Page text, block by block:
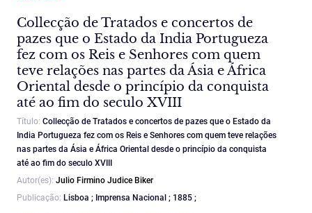
Collecção de Tratados e concertos de
pazes que o Estado da India Portugueza
fez com os Reis e Senhores com quem
teve relações nas partes da Ásia e África
Oriental desde o princípio da conquista
até ao fim do seculo XVIII
Título: Collecção de Tratados e concertos de pazes que o Estado da
India Portugueza fez com os Reis e Senhores com quem teve relações
nas partes da Ásia e África Oriental desde o princípio da conquista
até ao fim do seculo XVIII
Autor(es): Julio Firmino Judice Biker
Publicação: Lisboa ; Imprensa Nacional ; 1885 ;